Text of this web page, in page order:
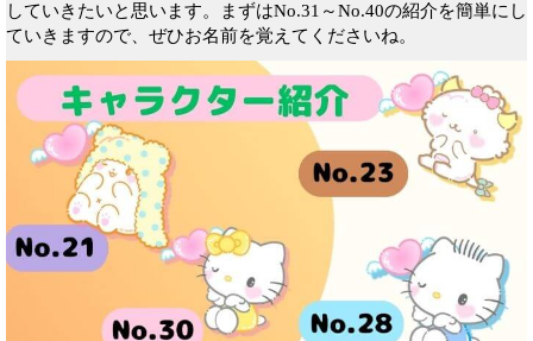
していきたいと思います。まずはNo.31～No.40の紹介を簡単にし
ていきますので、ぜひお名前を覚えてくださいね。